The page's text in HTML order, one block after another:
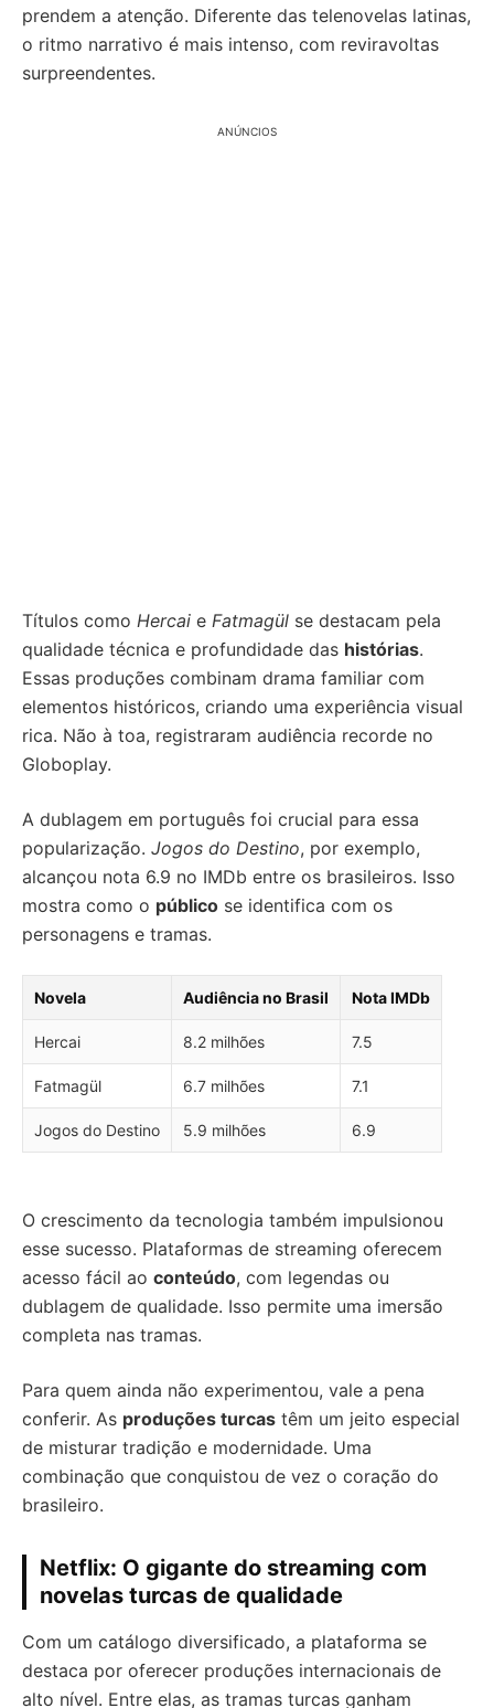
prendem a atenção. Diferente das telenovelas latinas,
o ritmo narrativo é mais intenso, com reviravoltas
surpreendentes.
ANÚNCIOS
Títulos como Hercai e Fatmagül se destacam pela
qualidade técnica e profundidade das histórias.
Essas produções combinam drama familiar com
elementos históricos, criando uma experiência visual
rica. Não à toa, registraram audiência recorde no
Globoplay.
A dublagem em português foi crucial para essa
popularização. Jogos do Destino, por exemplo,
alcançou nota 6.9 no IMDb entre os brasileiros. Isso
mostra como o público se identifica com os
personagens e tramas.
Novela Audiência no Brasil Nota IMDb
Hercai 8.2 milhões 7.5
Fatmagül 6.7 milhões 7.1
Jogos do Destino 5.9 milhões 6.9
O crescimento da tecnologia também impulsionou
esse sucesso. Plataformas de streaming oferecem
acesso fácil ao conteúdo, com legendas ou
dublagem de qualidade. Isso permite uma imersão
completa nas tramas.
Para quem ainda não experimentou, vale a pena
conferir. As produções turcas têm um jeito especial
de misturar tradição e modernidade. Uma
combinação que conquistou de vez o coração do
brasileiro.
Netflix: O gigante do streaming com
novelas turcas de qualidade
Com um catálogo diversificado, a plataforma se
destaca por oferecer produções internacionais de
alto nível. Entre elas, as tramas turcas ganham